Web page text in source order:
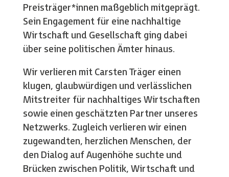
Preisträger*innen maßgeblich mitgeprägt.
Sein Engagement für eine nachhaltige
Wirtschaft und Gesellschaft ging dabei
über seine politischen Ämter hinaus.
Wir verlieren mit Carsten Träger einen
klugen, glaubwürdigen und verlässlichen
Mitstreiter für nachhaltiges Wirtschaften
sowie einen geschätzten Partner unseres
Netzwerks. Zugleich verlieren wir einen
zugewandten, herzlichen Menschen, der
den Dialog auf Augenhöhe suchte und
Brücken zwischen Politik, Wirtschaft und